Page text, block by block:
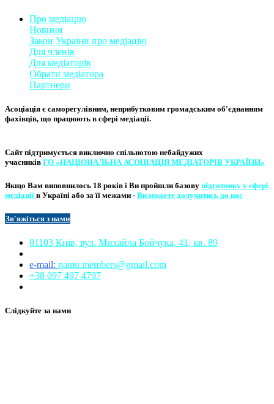
Про медіацію
Новини
Закон України про медіаці​ю
Для членів
Для медіаторів
Обрати медіатора
Партнери
Асоціація є саморегулівним, неприбутковим громадським об'єднанням
фахівців, що працюють в сфері медіації. ​
Сайт підтримується виключно спільнотою небайдужих
учасників ГО «НАЦІОНАЛЬНА АСОЦІ​АЦІЯ МЕ​​ДІАТОРІВ УКРА​ЇНИ»
Якщо Вам виповнилось 18 років і Ви пройшли базову підготовку у сфері
медіації в Україні або за її межами - Ви можете долучитись до нас
Зв'яжіться з нами​​
01103 Київ, вул. Михайла Бойчука, 41, кв. 89​
e-mail: namu.members@gmail.com​
+38 097 497 4797
Слідкуйте за нами